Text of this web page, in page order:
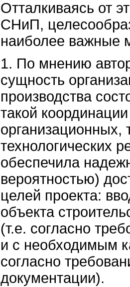
Отталкиваясь от
СНиП,
наиболее важные
1. По мнению
сущность
производства
такой
организационных,
технологических
обеспечила
вероятностью)
целей проекта:
объекта
(т.е. согласно
и с необходимым
согласно
документации).